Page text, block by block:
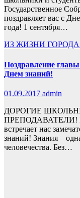
Государственное
поздравляет вас с
года! 1 сентября…
ИЗ ЖИЗНИ
Поздравление
Днем знаний!
01.09.2017 admin
ДОРОГИЕ
ПРЕПОДАВАТЕЛИ! По
встречает нас
знаний! Знания –
человечества. Без…